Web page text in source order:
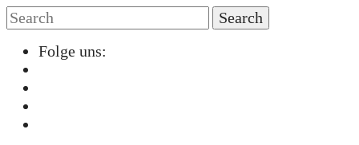
Folge uns: